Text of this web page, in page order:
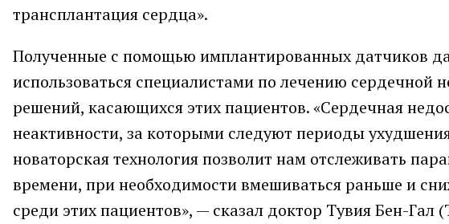
трансплантация сердца».
Полученные с помощью имплантированных датчиков
использоваться специалистами по лечению сердечной
решений, касающихся этих пациентов. «Сердечная
неактивности, за которыми следуют периоды
новаторская технология позволит нам отслеживать
времени, при необходимости вмешиваться раньше и
среди этих пациентов», — сказал доктор Тувия Бен-Гал